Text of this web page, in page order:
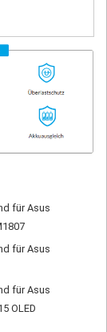
für Asus
für Asus
für Asus
OLED